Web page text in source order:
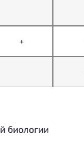
+
биологии